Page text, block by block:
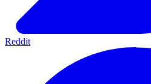
Reddit